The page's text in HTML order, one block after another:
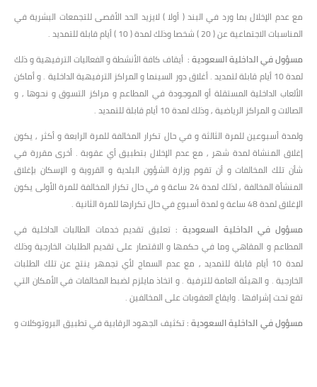
مع عدم الإخلال بما ورد في البند ( أولا ) لايزيد الحد الأقصى للتجمعات البشرية في
المناسبات الاجتماعية عن ( 20 ) شخصا وذلك لمدة ( 10 ) أيام قابلة للتمديد .
مسؤول في الداخلية السعودية : أيقاف كافة الأنشطة و الفعاليات الترفيهية و ذلك
لمدة 10 أيام قابلة لتمديد . أغلاق دور السينما و المراكز الترفيهية الداخلية . و أماكن
الألعاب الداخلية المستقلة أو الموجودة في المطاعم و مراكز التسوق و نحوها , و
الصالات و المراكز الرياضية , وذلك لمدة 10 أيام قابلة للتمديد .
ولمدة أسبوعين للمرة الثالثة و في حال تكرار المخالفة للمرة الرابعة و أكثر , يكون
إغلاق المنشاة لمدة شهر , مع عدم الإخلال بتطبيق أي عقوبة . أخرى مقررة في
شأن تلك المخالفات و أن تقوم وزارة الشؤون البلدية و القروية و الإسكان بإغلاق
المنشأة المخالفة , لذلك لمدة 24 ساعة و في حال تكرار المخالفة للمرة الأولى يكون
الإغلاق لمدة 48 ساعة و لمدة أسبوع في حال تكرارها للمرة الثانية .
مسؤول في الداخلية السعودية : تعليق تقديم خدمات الطالبات الداخلية في
المطاعم و المقاهي وما في حكمها و الاقتصار على تقديم الطلبات الخارجية وذلك
لمدة 10 أيام قابلة للتمديد , مع عدم السماح لأي تجمهر ينتج عن تلك الطلبات
الخارجية . و الهيئة العامة للترفية . و اتخاذ مايلزم لضبط المخالفات في الأمكان التي
تقع تحت إشرافها . وايقاع العقوبات على المخالفين .
مسؤول في الداخلية السعودية :تكثيف الجهود الرقابية في تطبيق البروتوكلات و